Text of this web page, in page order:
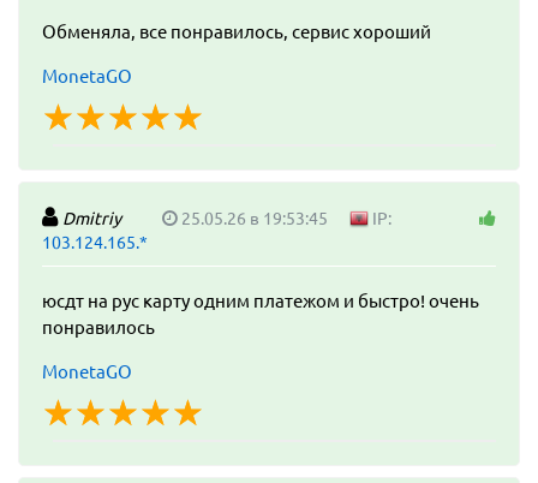
Обменяла, все понравилось, сервис хороший
MonetaGO
☆☆☆☆☆
★★★★★
Dmitriy 25.05.26 в 19:53:45
IP:
103.124.165.*
юсдт на рус карту одним платежом и быстро! очень
понравилось
MonetaGO
☆☆☆☆☆
★★★★★